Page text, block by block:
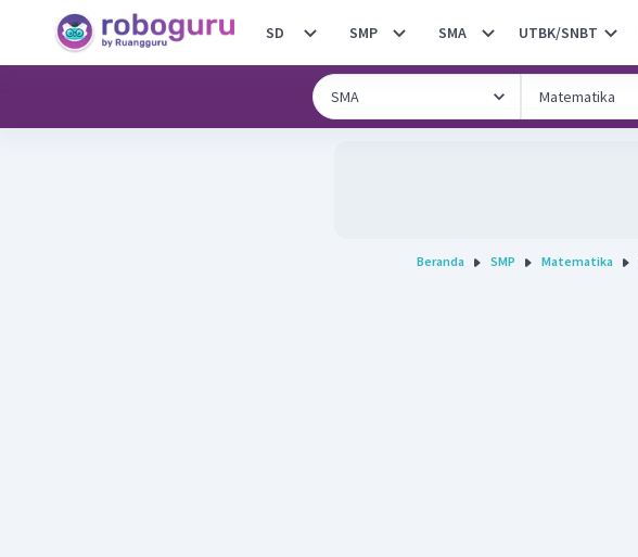
SD SMP SMA UTBK/SNBT
Beranda SMP Matematika